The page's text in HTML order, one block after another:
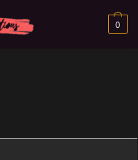
0